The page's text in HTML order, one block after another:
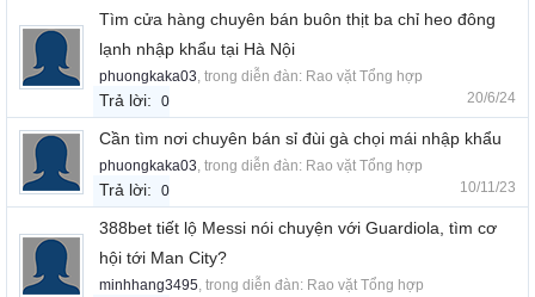
Tìm cửa hàng chuyên bán buôn thịt ba chỉ heo đông
lạnh nhập khẩu tại Hà Nội
phuongkaka03, trong diễn đàn: Rao vặt Tổng hợp
Trả lời: 0 20/6/24
Cần tìm nơi chuyên bán sỉ đùi gà chọi mái nhập khẩu
phuongkaka03, trong diễn đàn: Rao vặt Tổng hợp
Trả lời: 0 10/11/23
388bet tiết lộ Messi nói chuyện với Guardiola, tìm cơ
hội tới Man City?
minhhang3495, trong diễn đàn: Rao vặt Tổng hợp